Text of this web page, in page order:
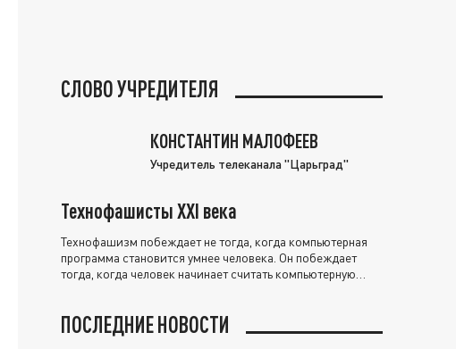
СЛОВО УЧРЕДИТЕЛЯ
КОНСТАНТИН МАЛОФЕЕВ
Учредитель телеканала "Царьград"
Технофашисты XXI века
Технофашизм побеждает не тогда, когда компьютерная
программа становится умнее человека. Он побеждает
тогда, когда человек начинает считать компьютерную
ПОСЛЕДНИЕ НОВОСТИ